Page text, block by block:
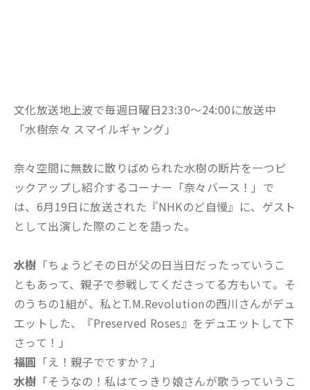
文化放送地上波で毎週日曜日23:30〜24:00に放送中
「水樹奈々 スマイルギャング」
奈々空間に無数に散りばめられた水樹の断片を一つピ
ックアップし紹介するコーナー「奈々バース！」で
は、6月19日に放送された『NHKのど自慢』に、ゲスト
として出演した際のことを語った。
水樹 「ちょうどその日が父の日当日だったっていうこ
ともあって、親子で参戦してくださってる方もいて。そ
のうちの1組が、私とT.M.Revolutionの西川さんがデュ
エットした、『Preserved Roses』をデュエットして下
さって！」
福圓 「え！親子でですか？」
水樹 「そうなの！私はてっきり娘さんが歌うっていうこ